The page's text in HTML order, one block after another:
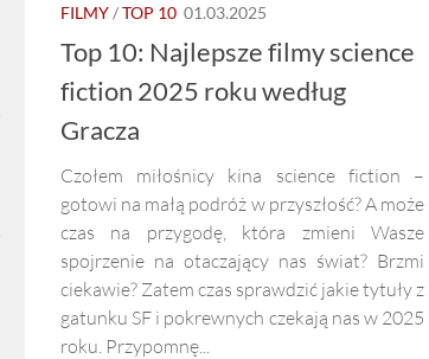
FILMY/TOP 10 01.03.2025
Top 10: Najlepsze filmy science
fiction 2025 roku według
Gracza
Czołem miłośnicy kina science fiction –
gotowi na małą podróż w przyszłość? A może
czas na przygodę, która zmieni Wasze
spojrzenie na otaczający nas świat? Brzmi
ciekawie? Zatem czas sprawdzić jakie tytuły z
gatunku SF i pokrewnych czekają nas w 2025
roku. Przypomnę...